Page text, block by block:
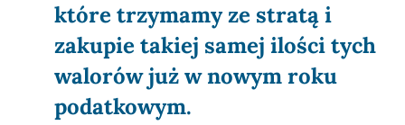
które trzymamy ze stratą i
zakupie takiej samej ilości tych
walorów już w nowym roku
podatkowym.